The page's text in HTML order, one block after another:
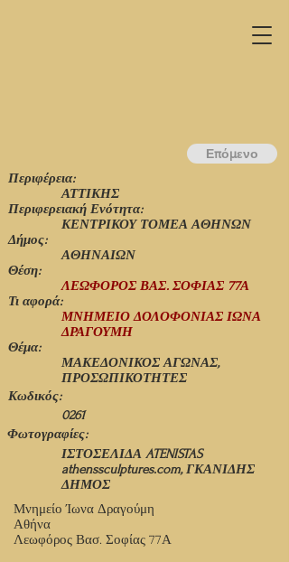
Περιφέρεια:
Μνημείο Ίωνα Δραγούμη
Αθήνα
Λεωφόρος Βασ. Σοφίας 77Α
ΚΕΝΤΡΙΚΟΥ ΤΟΜΕΑ ΑΘΗΝΩΝ
ΑΤΤΙΚΗΣ
Περιφερειακή Ενότητα:
ΑΘΗΝΑΙΩΝ
Δήμος:
Θέση:
ΛΕΩΦΟΡΟΣ ΒΑΣ. ΣΟΦΙΑΣ 77Α
Τι αφορά:
ΜΝΗΜΕΙΟ ΔΟΛΟΦΟΝΙΑΣ ΙΩΝΑ
ΔΡΑΓΟΥΜΗ
Θέμα:
ΜΑΚΕΔΟΝΙΚΟΣ ΑΓΩΝΑΣ,
ΠΡΟΣΩΠΙΚΟΤΗΤΕΣ
Φωτογραφίες:
ΙΣΤΟΣΕΛΙΔΑ ATENISTAS
athenssculptures.com, ΓΚΑΝΙΔΗΣ
ΔΗΜΟΣ
Κωδικός:
0261
Επόμενο